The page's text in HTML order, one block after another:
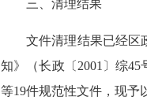
三、清理结果
文件清理结果已经区
知》（长政〔2001〕综
等19件规范性文件，现予